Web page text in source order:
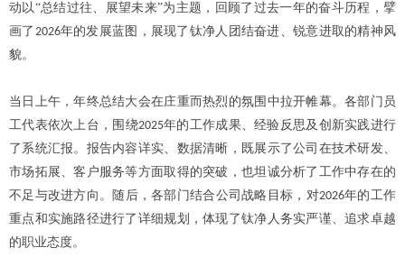
动以“总结过往、展望未来”为主题，回顾了过去一年的奋斗历程，擘
画了 2026年的发展蓝图，展现了钛净人团结奋进、锐意进取的精神风
貌。
当日上午，年终总结大会在庄重而热烈的氛围中拉开帷幕。各部门员
工代表依次上台，围绕2025年的工作成果、经验反思及创新实践进行
了系统汇报。报告内容详实、数据清晰，既展示了公司在技术研发、
市场拓展、客户服务等方面取得的突破，也坦诚分析了工作中存在的
不足与改进方向。随后，各部门结合公司战略目标，对2026年的工作
重点和实施路径进行了详细规划，体现了钛净人务实严谨、追求卓越
的职业态度。